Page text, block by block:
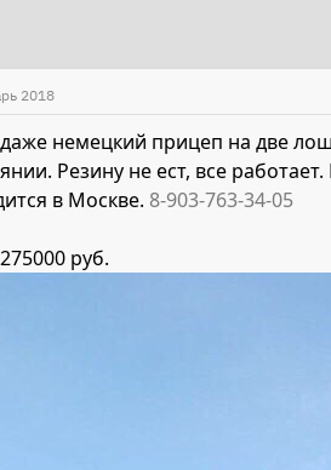
2018
немецкий прицеп на две
Резину не ест, все
в Москве. 8-903-763-34-05
руб.